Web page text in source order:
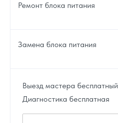
Ремонт блока питания
Замена блока питания
Выезд мастера бесплатный
Диагностика бесплатная